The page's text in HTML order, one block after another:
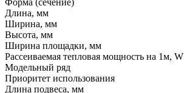
Длина, мм
Ширина, мм
Высота, мм
Ширина площадки, мм
Рассеиваемая тепловая мощность на 1м, W
Модельный ряд
Приоритет использования
Длина подвеса, мм